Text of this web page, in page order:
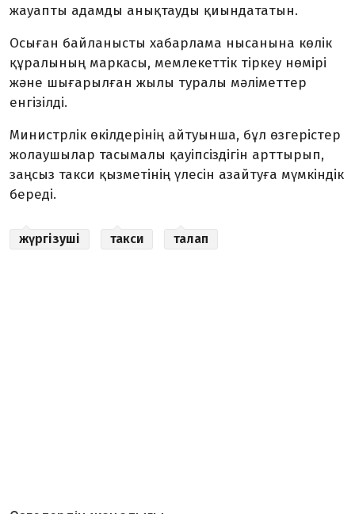
жауапты адамды анықтауды қиындататын.
Осыған байланысты хабарлама нысанына көлік
құралының маркасы, мемлекеттік тіркеу нөмірі
және шығарылған жылы туралы мәліметтер
енгізілді.
Министрлік өкілдерінің айтуынша, бұл өзгерістер
жолаушылар тасымалы қауіпсіздігін арттырып,
заңсыз такси қызметінің үлесін азайтуға мүмкіндік
береді.
жүргізуші такси талап